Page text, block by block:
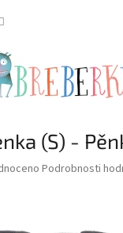
(S) -
Podrobnosti